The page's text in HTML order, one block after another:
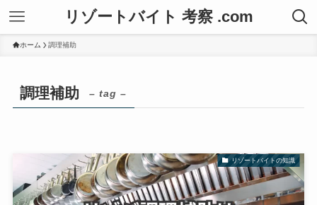
リゾートバイト 考察 .com
ホーム 調理補助
調理補助 – tag –
リゾートバイトの知識